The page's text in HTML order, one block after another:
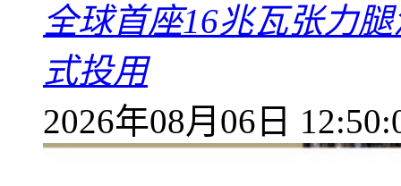
全球首座16兆瓦张力
式投用
2026年08月06日